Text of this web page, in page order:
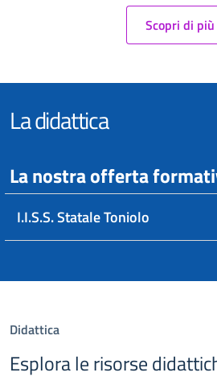
Scopri di più
La didattica
La nostra offerta
I.I.S.S. Statale Toniolo
Didattica
Esplora le risorse